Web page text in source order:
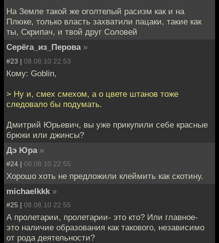
На Земле такой же оголтелый расизм как и на
Плюке, только власть захватили пацаки, такие как
ты, Скрипач, и твой друг Соловей
Серёга_из_Перова »
#23 | 08.08.10 22:53
Кому: Goblin,
> Ну и, смех смехом, а о цвете штанов тоже
следовало бы подумать.
Дмитрий Юрьевич, вы уже прикупили себе красные
брюки или джинсы?
Дэ Юра »
#24 | 08.08.10 22:55
Хорошо хоть не предложили клеймить как скотину.
michaelkkk »
#25 | 08.08.10 22:55
А пролетарии, пролетарии- это кто? Или главное-
это наличие образования как такового, независимо
от рода деятельности?